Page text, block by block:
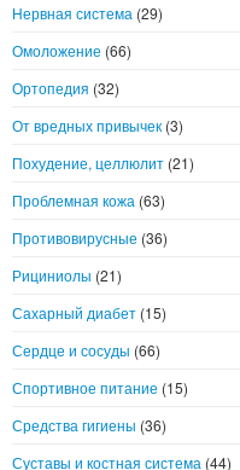
Нервная система (29)
Омоложение (66)
Ортопедия (32)
От вредных привычек (3)
Похудение, целлюлит (21)
Проблемная кожа (63)
Противовирусные (36)
Рициниолы (21)
Сахарный диабет (15)
Сердце и сосуды (66)
Спортивное питание (15)
Средства гигиены (36)
Суставы и костная система (44)